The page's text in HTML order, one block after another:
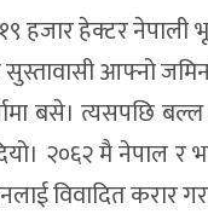
हजार हेक्टर
आफ्नो
बसे। त्यसपछि
२०६२ मै
विवादित करार